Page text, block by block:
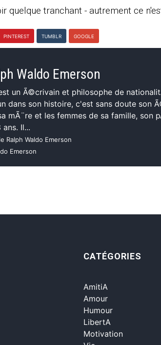
quelque tranchant - autrement ce
PINTEREST TUMBLR GOOGLE
Waldo Emerson
un Ã©crivain et philosophe de
dans son histoire, c'est sans doute son
mÃ¨re et les femmes de sa famille, son
Il...
Waldo Emerson
Emerson
CATÉGORIES
AmitiA
Amour
Humour
LibertA
Motivation